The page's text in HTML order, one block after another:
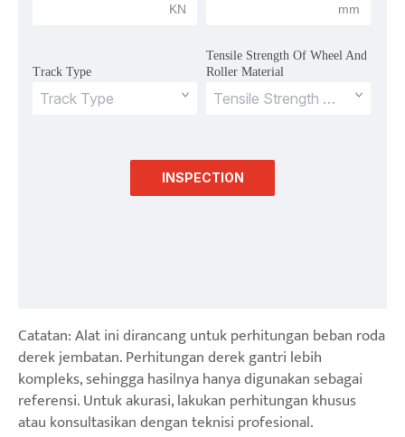
KN mm
Track Type
Tensile Strength Of Wheel And
Roller Material
INSPECTION
Catatan: Alat ini dirancang untuk perhitungan beban roda
derek jembatan. Perhitungan derek gantri lebih
kompleks, sehingga hasilnya hanya digunakan sebagai
referensi. Untuk akurasi, lakukan perhitungan khusus
atau konsultasikan dengan teknisi profesional.